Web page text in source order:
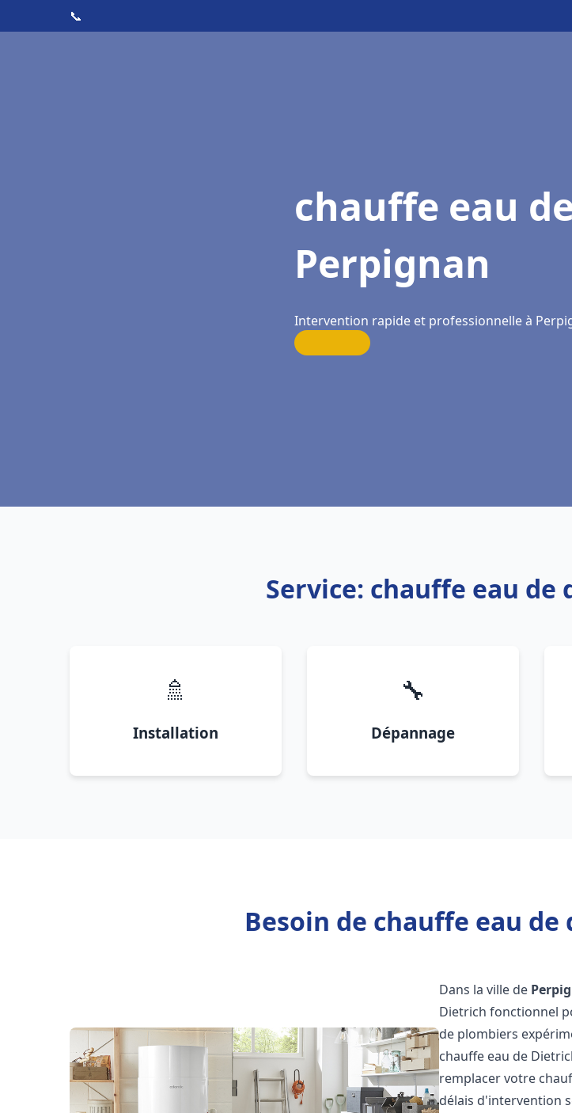
📞
chauffe eau
Perpignan
Intervention rapide et professionnelle à
Service: chauffe eau
🚿
Installation
🔧
Dépannage
Besoin de chauffe eau
Dans la ville de
Dietrich fonctionnel
de plombiers
chauffe eau de
remplacer votre
délais d'intervention